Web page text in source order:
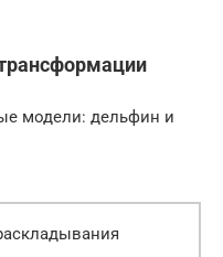
модели: дельфин и